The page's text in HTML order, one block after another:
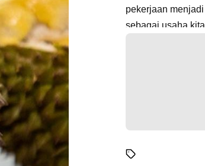
pekerjaan
sebagai usaha